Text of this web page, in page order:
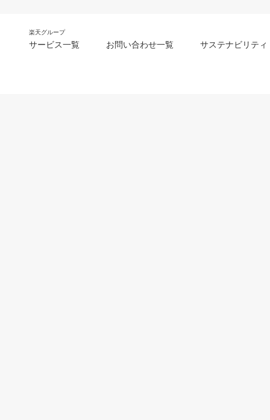
楽天グループ
サービス一覧 お問い合わせ一覧 サステナビリティ